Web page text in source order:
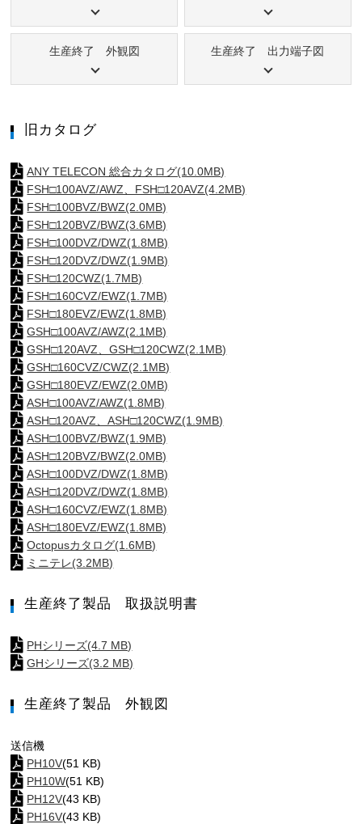
生産終了 外観図 生産終了 出力端子図
旧カタログ
ANY TELECON 総合カタログ(10.0MB)
FSH□100AVZ/AWZ、FSH□120AVZ(4.2MB)
FSH□100BVZ/BWZ(2.0MB)
FSH□120BVZ/BWZ(3.6MB)
FSH□100DVZ/DWZ(1.8MB)
FSH□120DVZ/DWZ(1.9MB)
FSH□120CWZ(1.7MB)
FSH□160CVZ/EWZ(1.7MB)
FSH□180EVZ/EWZ(1.8MB)
GSH□100AVZ/AWZ(2.1MB)
GSH□120AVZ、GSH□120CWZ(2.1MB)
GSH□160CVZ/CWZ(2.1MB)
GSH□180EVZ/EWZ(2.0MB)
ASH□100AVZ/AWZ(1.8MB)
ASH□120AVZ、ASH□120CWZ(1.9MB)
ASH□100BVZ/BWZ(1.9MB)
ASH□120BVZ/BWZ(2.0MB)
ASH□100DVZ/DWZ(1.8MB)
ASH□120DVZ/DWZ(1.8MB)
ASH□160CVZ/EWZ(1.8MB)
ASH□180EVZ/EWZ(1.8MB)
Octopusカタログ(1.6MB)
ミニテレ(3.2MB)
生産終了製品 取扱説明書
PHシリーズ(4.7 MB)
GHシリーズ(3.2 MB)
生産終了製品 外観図
送信機
PH10V(51 KB)
PH10W(51 KB)
PH12V(43 KB)
PH16V(43 KB)